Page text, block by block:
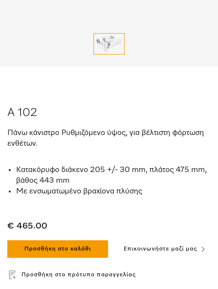
A 102
Πάνω κάνιστρο Ρυθμιζόμενο ύψος, για βέλτιστη φόρτωση
ενθέτων.
Κατακόρυφο διάκενο 205 +/- 30 mm, πλάτος 475 mm,
βάθος 443 mm
Με ενσωματωμένο βραχίονα πλύσης
€ 465.00
Προσθήκη στο καλάθι Επικοινωνήστε μαζί μας
Προσθήκη στο πρότυπο παραγγελίας